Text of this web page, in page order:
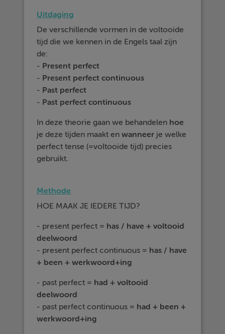
Uitdaging
De verschillende vormen in de voltooide
tijd die we kennen in de Engels taal zijn
de:
- Present perfect
- Present perfect continuous
- Past perfect
- Past perfect continuous
In deze theorie gaan we behandelen hoe
je deze tijden maakt enwanneer je welke
perfect tense (=voltooide tijd) precies
gebruikt.
Methode
HOE MAAK JE IEDERE TIJD?
- present perfect = has / have + voltooid
deelwoord
- present perfect continuous = has / have
+ been + werkwoord+ing
- past perfect = had + voltooid
deelwoord
- past perfect continuous = had + been +
werkwoord+ing